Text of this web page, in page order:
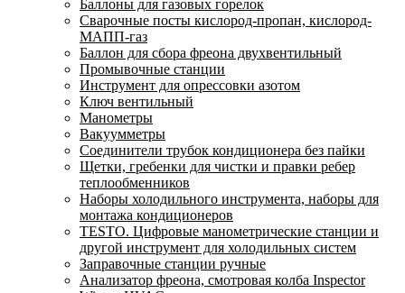
Баллоны для газовых горелок
Сварочные посты кислород-пропан, кислород-
МАПП-газ
Баллон для сбора фреона двухвентильный
Промывочные станции
Инструмент для опрессовки азотом
Ключ вентильный
Манометры
Вакуумметры
Соединители трубок кондиционера без пайки
Щетки, гребенки для чистки и правки ребер
теплообменников
Наборы холодильного инструмента, наборы для
монтажа кондиционеров
TESTO. Цифровые манометрические станции и
другой инструмент для холодильных систем
Заправочные станции ручные
Анализатор фреона, смотровая колба Inspector